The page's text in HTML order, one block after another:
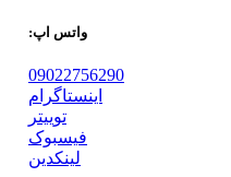
واتس اپ:
09022756290
اینستاگرام
توییتر
فیسبوک
لینکدین